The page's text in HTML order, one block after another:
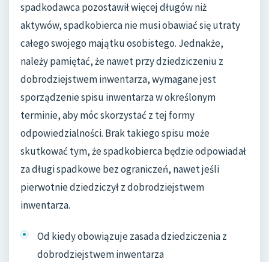
spadkodawca pozostawił więcej długów niż
aktywów, spadkobierca nie musi obawiać się utraty
całego swojego majątku osobistego. Jednakże,
należy pamiętać, że nawet przy dziedziczeniu z
dobrodziejstwem inwentarza, wymagane jest
sporządzenie spisu inwentarza w określonym
terminie, aby móc skorzystać z tej formy
odpowiedzialności. Brak takiego spisu może
skutkować tym, że spadkobierca będzie odpowiadał
za długi spadkowe bez ograniczeń, nawet jeśli
pierwotnie dziedziczył z dobrodziejstwem
inwentarza.
Od kiedy obowiązuje zasada dziedziczenia z
dobrodziejstwem inwentarza